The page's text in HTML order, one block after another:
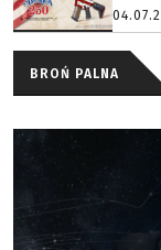
BROŃ PALNA